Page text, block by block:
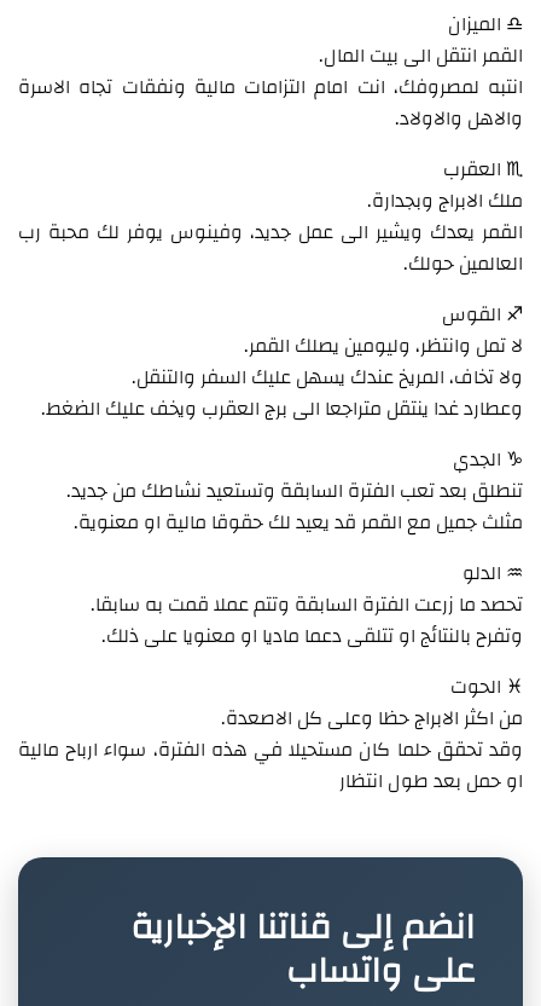
♎ الميزان
القمر انتقل الى بيت المال.
انتبه لمصروفك، انت امام التزامات مالية ونفقات تجاه الاسرة
والاهل والاولاد.
♏ العقرب
ملك الابراج وبجدارة.
القمر يعدك ويشير الى عمل جديد، وفينوس يوفر لك محبة رب
العالمين حولك.
♐ القوس
لا تمل وانتظر، وليومين يصلك القمر.
ولا تخاف، المريخ عندك يسهل عليك السفر والتنقل.
وعطارد غدا ينتقل متراجعا الى برج العقرب ويخف عليك الضغط.
♑ الجدي
تنطلق بعد تعب الفترة السابقة وتستعيد نشاطك من جديد.
مثلث جميل مع القمر قد يعيد لك حقوقا مالية او معنوية.
♒ الدلو
تحصد ما زرعت الفترة السابقة وتتم عملا قمت به سابقا.
وتفرح بالنتائج او تتلقى دعما ماديا او معنويا على ذلك.
♓ الحوت
من اكثر الابراج حظا وعلى كل الاصعدة.
وقد تحقق حلما كان مستحيلا في هذه الفترة، سواء ارباح مالية
او حمل بعد طول انتظار
انضم إلى قناتنا الإخبارية
على واتساب